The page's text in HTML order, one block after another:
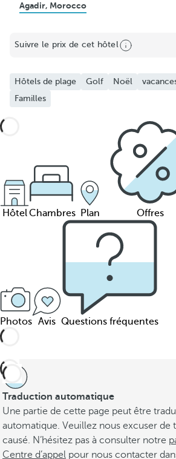
Agadir, Morocco
Suivre le prix de cet hôtel
Hôtels de plage Golf Noël
Familles
HôtelChambres Plan Offres
Photos Avis Questions fréquentes
Traduction automatique
Une partie de cette page peut être
automatique. Veuillez nous excuser de
causé. N’hésitez pas à consulter notre
Centre d’appel pour nous contacter